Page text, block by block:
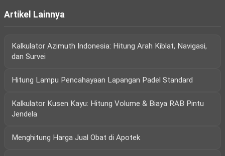
Artikel Lainnya
Kalkulator Azimuth Indonesia: Hitung Arah Kiblat, Navigasi,
dan Survei
Hitung Lampu Pencahayaan Lapangan Padel Standard
Kalkulator Kusen Kayu: Hitung Volume & Biaya RAB Pintu
Jendela
Menghitung Harga Jual Obat di Apotek